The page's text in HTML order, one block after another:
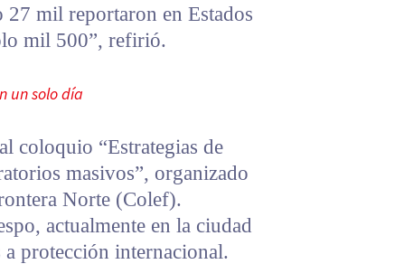
27 mil reportaron en Estados
mil 500”, refirió.
un solo día
coloquio “Estrategias de
masivos”, organizado
Norte (Colef).
actualmente en la ciudad
protección internacional.